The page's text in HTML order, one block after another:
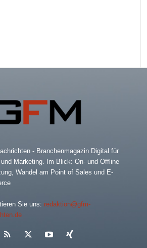
- Branchenmagazin Digital für
und Marketing. Im Blick: On- und Offline
Wandel am Point of Sales und E-
Sie uns: redaktion@gfm-